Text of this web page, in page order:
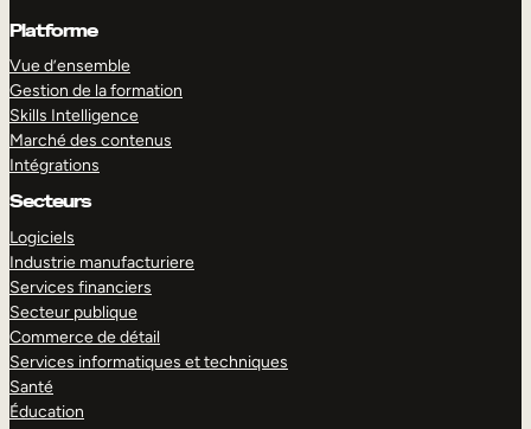
Platforme
Vue d’ensemble
Gestion de la formation
Skills Intelligence
Marché des contenus
Intégrations
Secteurs
Logiciels
Industrie manufacturiere
Services financiers
Secteur publique
Commerce de détail
Services informatiques et techniques
Santé
Éducation